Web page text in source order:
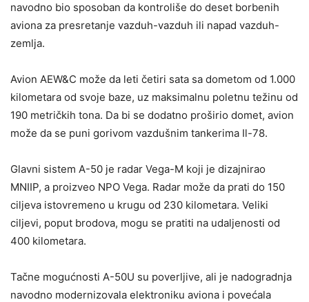
navodno bio sposoban da kontroliše do deset borbenih
aviona za presretanje vazduh-vazduh ili napad vazduh-
zemlja.
Avion AEW&C može da leti četiri sata sa dometom od 1.000
kilometara od svoje baze, uz maksimalnu poletnu težinu od
190 metričkih tona. Da bi se dodatno proširio domet, avion
može da se puni gorivom vazdušnim tankerima Il-78.
Glavni sistem A-50 je radar Vega-M koji je dizajnirao
MNIIP, a proizveo NPO Vega. Radar može da prati do 150
ciljeva istovremeno u krugu od 230 kilometara. Veliki
ciljevi, poput brodova, mogu se pratiti na udaljenosti od
400 kilometara.
Tačne mogućnosti A-50U su poverljive, ali je nadogradnja
navodno modernizovala elektroniku aviona i povećala